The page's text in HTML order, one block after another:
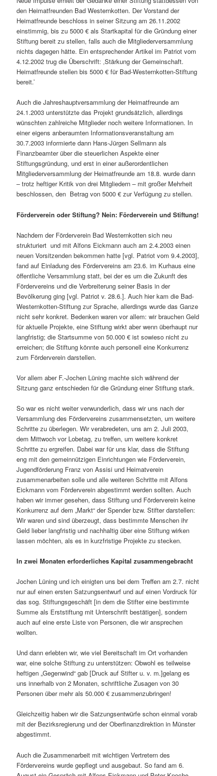
den Heimatfreunden Bad Westernkotten. Der Vorstand der
Heimatfreunde beschloss in seiner Sitzung am 26.11.2002
einstimmig, bis zu 5000 € als Startkapital für die Gründung einer
Stiftung bereit zu stellen, falls auch die Mitgliederversammlung
nichts dagegen hätte. Ein entsprechender Artikel im Patriot vom
4.12.2002 trug die Überschrift: ‚Stärkung der Gemeinschaft.
Heimatfreunde stellen bis 5000 € für Bad-Westernkotten-Stiftung
bereit.’
Auch die Jahreshauptversammlung der Heimatfreunde am
24.1.2003 unterstützte das Projekt grundsätzlich, allerdings
wünschten zahlreiche Mitglieder noch weitere Informationen. In
einer eigens anberaumten Informationsveranstaltung am
30.7.2003 informierte dann Hans-Jürgen Sellmann als
Finanzbeamter über die steuerlichen Aspekte einer
Stiftungsgründung, und erst in einer außerordentlichen
Mitgliederversammlung der Heimatfreunde am 18.8. wurde dann
– trotz heftiger Kritik von drei Mitgliedern – mit großer Mehrheit
beschlossen, den Betrag von 5000 € zur Verfügung zu stellen.
Förderverein oder Stiftung? Nein: Förderverein und Stiftung!
Nachdem der Förderverein Bad Westernkotten sich neu
strukturiert und mit Alfons Eickmann auch am 2.4.2003 einen
neuen Vorsitzenden bekommen hatte [vgl. Patriot vom 9.4.2003],
fand auf Einladung des Fördervereins am 23.6. im Kurhaus eine
öffentliche Versammlung statt, bei der es um die Zukunft des
Fördervereins und die Verbreiterung seiner Basis in der
Bevölkerung ging [vgl. Patriot v. 28.6.]. Auch hier kam die Bad-
Westernkotten-Stiftung zur Sprache, allerdings wurde das Ganze
nicht sehr konkret. Bedenken waren vor allem: wir brauchen Geld
für aktuelle Projekte, eine Stiftung wirkt aber wenn überhaupt nur
langfristig; die Startsumme von 50.000 € ist sowieso nicht zu
erreichen; die Stiftung könnte auch personell eine Konkurrenz
zum Förderverein darstellen.
Vor allem aber F.-Jochen Lüning machte sich während der
Sitzung ganz entschieden für die Gründung einer Stiftung stark.
So war es nicht weiter verwunderlich, dass wir uns nach der
Versammlung des Fördervereins zusammensetzten, um weitere
Schritte zu überlegen. Wir verabredeten, uns am 2. Juli 2003,
dem Mittwoch vor Lobetag, zu treffen, um weitere konkret
Schritte zu ergreifen. Dabei war für uns klar, dass die Stiftung
eng mit den gemeinnützigen Einrichtungen wie Förderverein,
Jugendförderung Franz von Assisi und Heimatverein
zusammenarbeiten solle und alle weiteren Schritte mit Alfons
Eickmann vom Förderverein abgestimmt werden sollten. Auch
haben wir immer gesehen, dass Stiftung und Förderverein keine
Konkurrenz auf dem „Markt“ der Spender bzw. Stifter darstellen:
Wir waren und sind überzeugt, dass bestimmte Menschen ihr
Geld lieber langfristig und nachhaltig über eine Stiftung wirken
lassen möchten, als es in kurzfristige Projekte zu stecken.
In zwei Monaten erforderliches Kapital zusammengebracht
Jochen Lüning und ich einigten uns bei dem Treffen am 2.7. nicht
nur auf einen ersten Satzungsentwurf und auf einen Vordruck für
das sog. Stiftungsgeschäft [in dem die Stifter eine bestimmte
Summe als Erststiftung mit Unterschrift bestätigen], sondern
auch auf eine erste Liste von Personen, die wir ansprechen
wollten.
Und dann erlebten wir, wie viel Bereitschaft im Ort vorhanden
war, eine solche Stiftung zu unterstützen: Obwohl es teilweise
heftigen „Gegenwind“ gab [Druck auf Stifter u. v. m.]gelang es
uns innerhalb von 2 Monaten, schriftliche Zusagen von 30
Personen über mehr als 50.000 € zusammenzubringen!
Gleichzeitig haben wir die Satzungsentwürfe schon einmal vorab
mit der Bezirksregierung und der Oberfinanzdirektion in Münster
abgestimmt.
Auch die Zusammenarbeit mit wichtigen Vertretern des
Fördervereins wurde gepflegt und ausgebaut. So fand am 6.